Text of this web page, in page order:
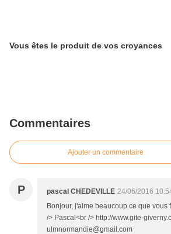
Vous êtes le produit de vos croyances
Commentaires
Ajouter un commentaire
P pascal CHEDEVILLE 24/06/2016
Bonjour, j'aime beaucoup ce que vous
/> Pascal<br /> http://www.gite-
ulmnormandie@gmail.com